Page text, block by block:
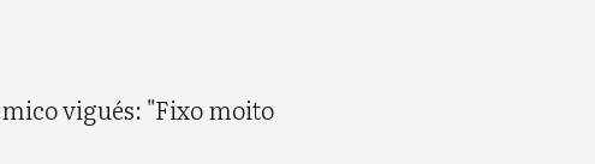
vigués: "Fixo moito